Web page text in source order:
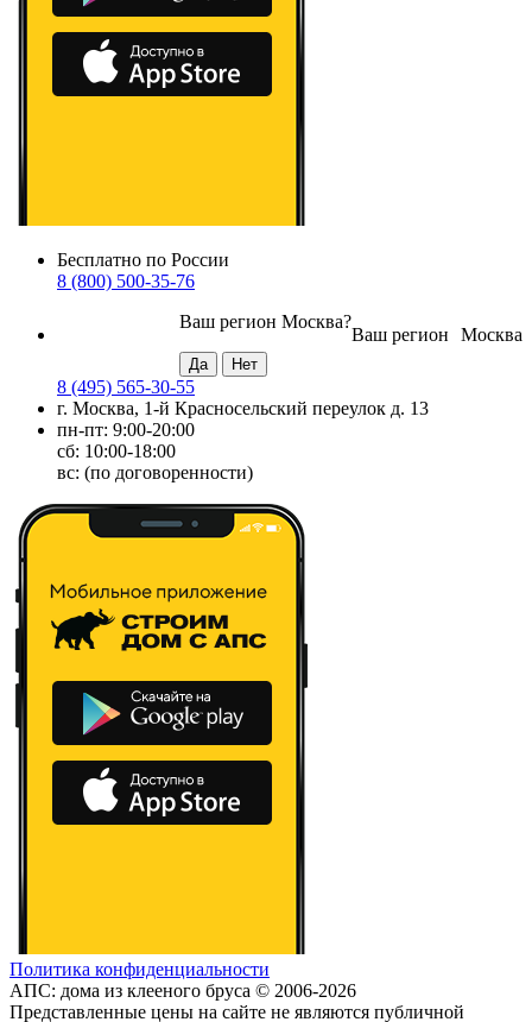
Бесплатно по России
8 (800) 500-35-76
Москва
Ваш регион
Ваш регион Москва?
8 (495) 565-30-55
г. Москва, 1-й Красносельский переулок д. 13
пн-пт: 9:00-20:00
сб: 10:00-18:00
вс: (по договоренности)
Политика конфиденциальности
АПС: дома из клееного бруса © 2006-2026
Представленные цены на сайте не являются публичной